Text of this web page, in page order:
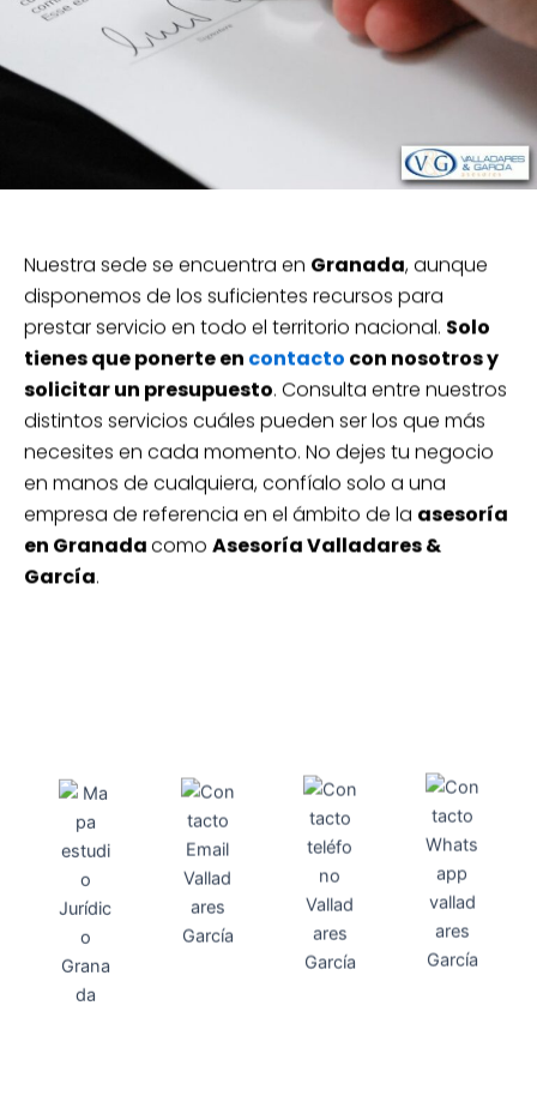
Nuestra sede se encuentra en Granada, aunque
disponemos de los suficientes recursos para
prestar servicio en todo el territorio nacional. Solo
tienes que ponerte en contacto con nosotros y
solicitar un presupuesto. Consulta entre nuestros
distintos servicios cuáles pueden ser los que más
necesites en cada momento. No dejes tu negocio
en manos de cualquiera, confíalo solo a una
empresa de referencia en el ámbito de la asesoría
en Granada como Asesoría Valladares &
García.